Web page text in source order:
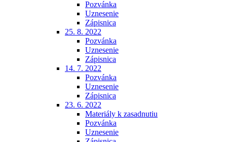
Pozvánka
Uznesenie
Zápisnica
25. 8. 2022
Pozvánka
Uznesenie
Zápisnica
14. 7. 2022
Pozvánka
Uznesenie
Zápisnica
23. 6. 2022
Materiály k zasadnutiu
Pozvánka
Uznesenie